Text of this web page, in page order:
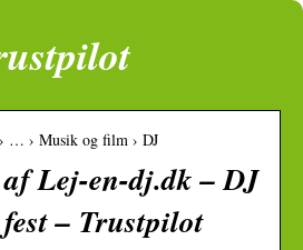
… › Musik og film › DJ
Lej-en-dj.dk – DJ
– Trustpilot